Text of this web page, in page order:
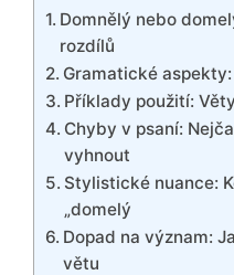
Domnělý nebo
rozdílů
Gramatické
Příklady použití:
Chyby v psaní:
vyhnout
Stylistické nuance:
„domelý
Dopad na význam:
větu